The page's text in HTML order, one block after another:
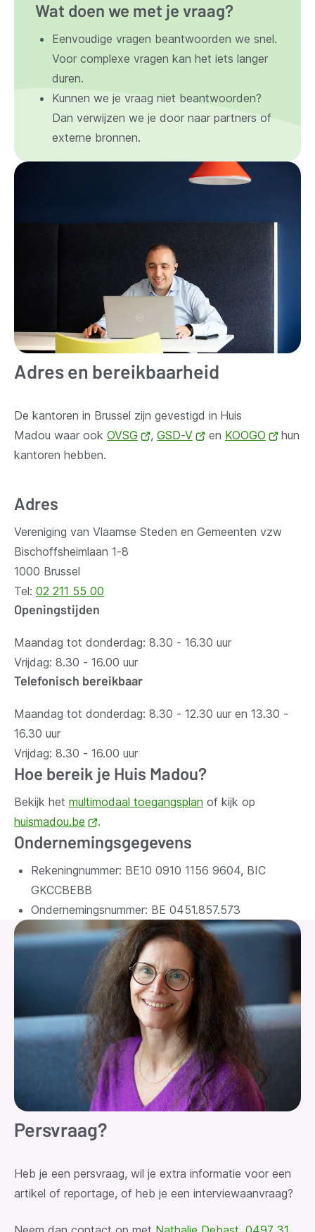
Wat doen we met je vraag?
Eenvoudige vragen beantwoorden we snel.
Voor complexe vragen kan het iets langer
duren.
Kunnen we je vraag niet beantwoorden?
Dan verwijzen we je door naar partners of
externe bronnen.
Adres en bereikbaarheid
De kantoren in Brussel zijn gevestigd in Huis
Madou waar ook OVSG
(opent
, GSD-V
(opent
en KOOGO
(opent
hun
kantoren hebben.
Adres
Vereniging van Vlaamse Steden en Gemeenten vzw
Bischoffsheimlaan 1-8
1000 Brussel
Tel: 02 211 55 00
Openingstijden
Maandag tot donderdag: 8.30 - 16.30 uur
Vrijdag: 8.30 - 16.00 uur
Telefonisch bereikbaar
Maandag tot donderdag: 8.30 - 12.30 uur en 13.30 -
16.30 uur
Vrijdag: 8.30 - 16.00 uur
Hoe bereik je Huis Madou?
Bekijk het multimodaal toegangsplan of kijk op
huismadou.be
(opent
nieuw
.
Ondernemingsgegevens
Rekeningnummer: BE10 0910 1156 9604, BIC
GKCCBEBB
Ondernemingsnummer: BE 0451.857.573
Persvraag?
Heb je een persvraag, wil je extra informatie voor een
artikel of reportage, of heb je een interviewaanvraag?